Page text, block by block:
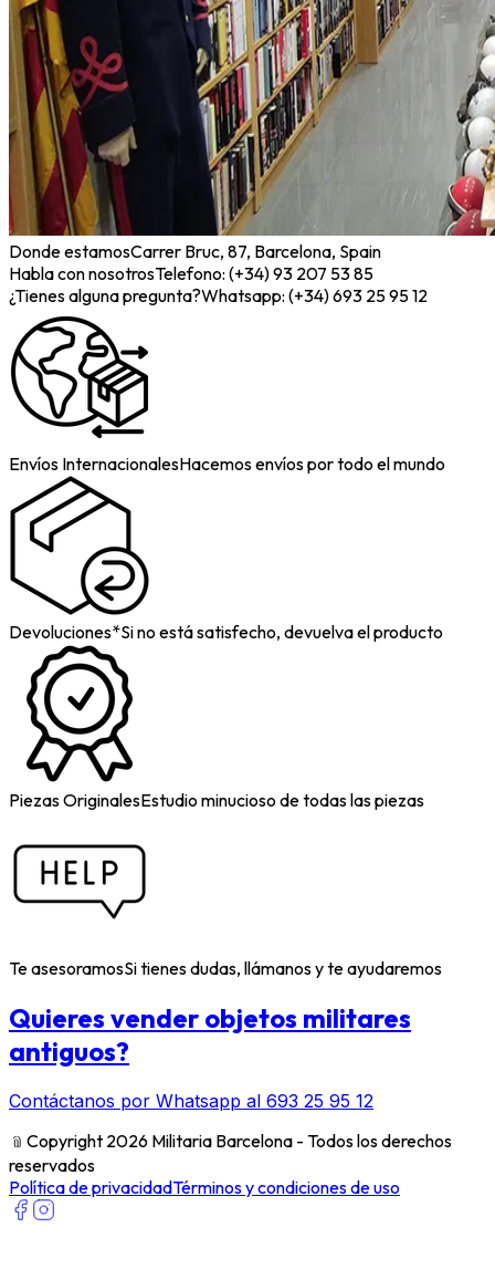
Donde estamosCarrer Bruc, 87, Barcelona, Spain
Habla con nosotrosTelefono: (+34) 93 207 53 85
¿Tienes alguna pregunta?Whatsapp: (+34) 693 25 95 12
Envíos InternacionalesHacemos envíos por todo el mundo
Devoluciones*Si no está satisfecho, devuelva el producto
Piezas OriginalesEstudio minucioso de todas las piezas
Te asesoramosSi tienes dudas, llámanos y te ayudaremos
Quieres vender objetos militares
antiguos?
Contáctanos por Whatsapp al 693 25 95 12
﹫ Copyright 2026 Militaria Barcelona - Todos los derechos
reservados
Política de privacidadTérminos y condiciones de uso